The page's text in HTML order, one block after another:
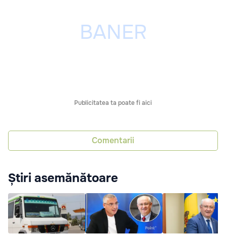
Publicitatea ta poate fi aici
Comentarii
Știri asemănătoare